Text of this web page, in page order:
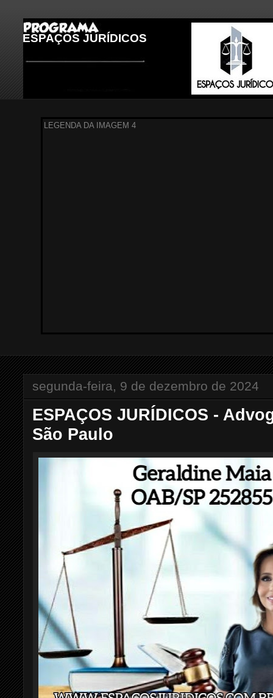
ESPAÇOS JURÍDICOS
LEGENDA DA IMAGEM 1
segunda-feira, 9 de dezembro de 2024
ESPAÇOS JURÍDICOS -
São Paulo